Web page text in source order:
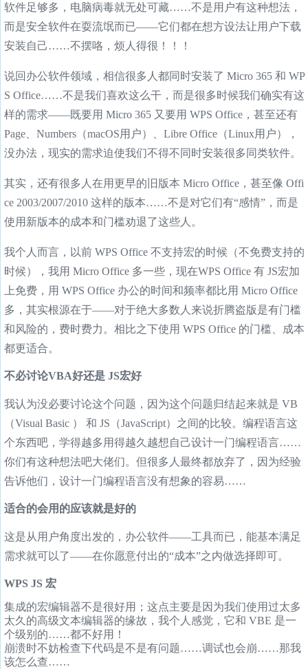
软件足够多，电脑病毒就无处可藏……不是用户有这种想法，
而是安全软件在耍流氓而已——它们都在想方设法让用户下载
安装自己……不摆咯，烦人得很！！！
说回办公软件领域，相信很多人都同时安装了 Micro 365 和 WP
S Office……不是我们喜欢这么干，而是很多时候我们确实有这
样的需求——既要用 Micro 365 又要用 WPS Office，甚至还有
Page、Numbers（macOS用户）、Libre Office（Linux用户），
没办法，现实的需求迫使我们不得不同时安装很多同类软件。
其实，还有很多人在用更早的旧版本 Micro Office，甚至像 Offi
ce 2003/2007/2010 这样的版本……不是对它们有“感情”，而是
使用新版本的成本和门槛劝退了这些人。
我个人而言，以前 WPS Office 不支持宏的时候（不免费支持的
时候），我用 Micro Office 多一些，现在WPS Office 有 JS宏加
上免费，用 WPS Office 办公的时间和频率都比用 Micro Office
多，其实根源在于——对于绝大多数人来说折腾盗版是有门槛
和风险的，费时费力。相比之下使用 WPS Office 的门槛、成本
都更适合。
不必讨论VBA好还是 JS宏好
我认为没必要讨论这个问题，因为这个问题归结起来就是 VB
（Visual Basic ） 和 JS（JavaScript）之间的比较。编程语言这
个东西吧，学得越多用得越久越想自己设计一门编程语言……
你们有这种想法吧大佬们。但很多人最终都放弃了，因为经验
告诉他们，设计一门编程语言没有想象的容易……
适合的会用的应该就是好的
这是从用户角度出发的，办公软件——工具而已，能基本满足
需求就可以了——在你愿意付出的“成本”之内做选择即可。
WPS JS 宏
集成的宏编辑器不是很好用；这点主要是因为我们使用过太多
太久的高级文本编辑器的缘故，我个人感觉，它和 VBE 是一
个级别的……都不好用！
崩溃时不妨检查下代码是不是有问题……调试也会崩……那我
该怎么查……